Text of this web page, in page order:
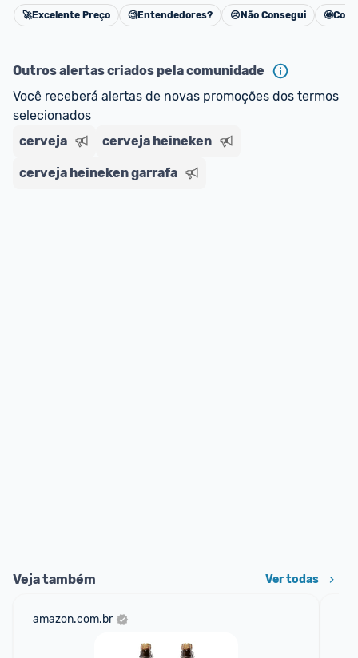
Cancelar
🚀Excelente Preço 🧐Entendedores? 😢 Não Consegui 🤩
Outros alertas criados pela comunidade
Você receberá alertas de novas promoções dos termos
selecionados
cerveja
cerveja heineken
cerveja heineken garrafa
Veja também Ver todas
amazon.com.br